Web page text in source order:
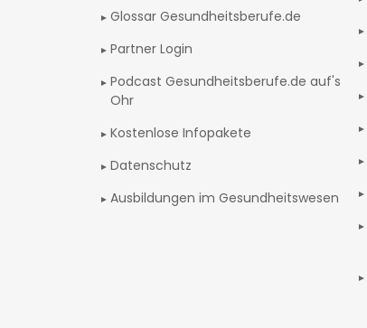
Glossar Gesundheitsberufe.de
Partner Login
Podcast Gesundheitsberufe.de auf's
Ohr
Kostenlose Infopakete
Datenschutz
Ausbildungen im Gesundheitswesen